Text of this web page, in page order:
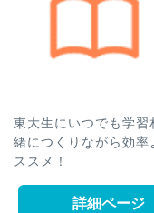
東大生にいつでも学
緒につくりながら効率
ススメ！
詳細ページ